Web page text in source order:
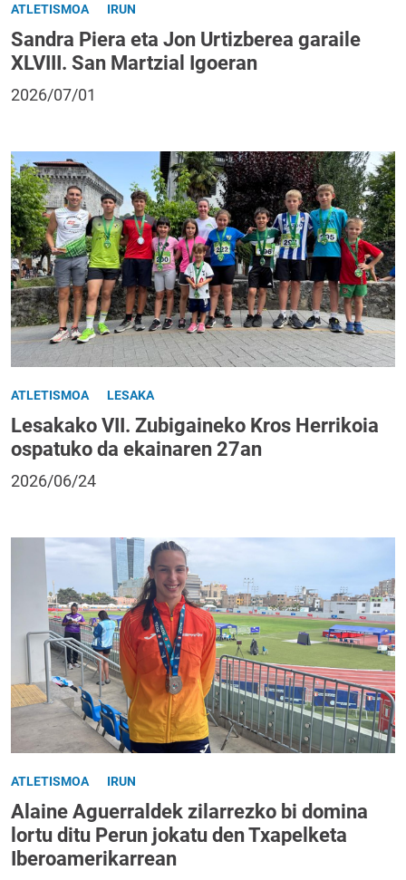
ATLETISMOA IRUN
Sandra Piera eta Jon Urtizberea garaile
XLVIII. San Martzial Igoeran
2026/07/01
ATLETISMOA LESAKA
Lesakako VII. Zubigaineko Kros Herrikoia
ospatuko da ekainaren 27an
2026/06/24
ATLETISMOA IRUN
Alaine Aguerraldek zilarrezko bi domina
lortu ditu Perun jokatu den Txapelketa
Iberoamerikarrean